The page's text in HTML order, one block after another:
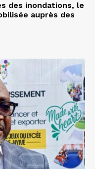
des inondations, le
auprès des